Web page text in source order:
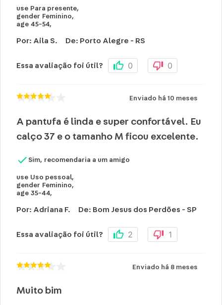
use Para presente,
gender Feminino,
age 45-54,
Por: Aila S. De: Porto Alegre - RS
Essa avaliação foi útil? 0 0
Enviado há 10 meses
A pantufa é linda e super confortável. Eu
calço 37 e o tamanho M ficou excelente.
Sim, recomendaria a um amigo
use Uso pessoal,
gender Feminino,
age 35-44,
Por: Adriana F. De: Bom Jesus dos Perdões - SP
Essa avaliação foi útil? 2 1
Enviado há 8 meses
Muito bim